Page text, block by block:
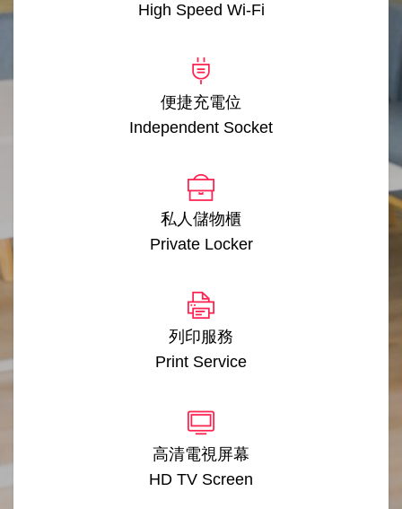
High Speed Wi-Fi
便捷充電位
Independent Socket
私人儲物櫃
Private Locker
列印服務
Print Service
高清電視屏幕
HD TV Screen